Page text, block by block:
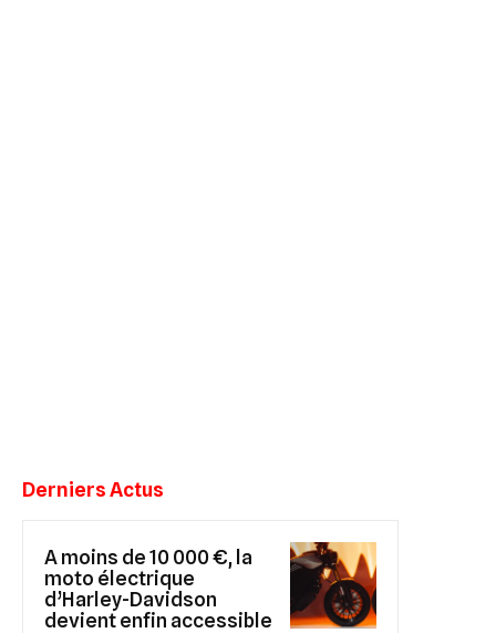
Derniers Actus
A moins de 10 000 €, la
moto électrique
d’Harley-Davidson
devient enfin accessible